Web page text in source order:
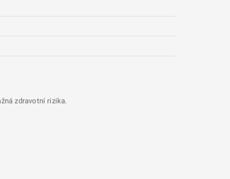
zdravotní rizika.